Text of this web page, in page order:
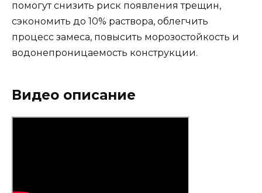
помогут снизить риск появления трещин,
сэкономить до 10% раствора, облегчить
процесс замеса, повысить морозостойкость и
водонепроницаемость конструкции.
Видео описание